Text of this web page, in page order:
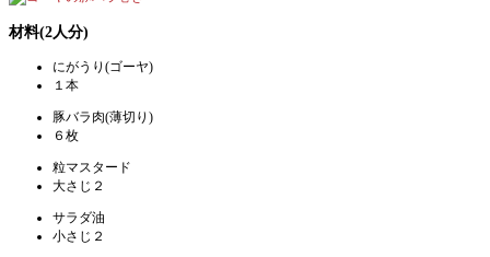
材料(2人分)
にがうり(ゴーヤ)
１本
豚バラ肉(薄切り)
６枚
粒マスタード
大さじ２
サラダ油
小さじ２